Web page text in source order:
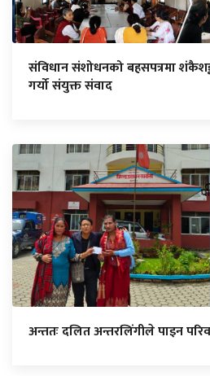
संविधान संशोधनको बहसपत्रमा
गर्यो संयुक्त संवाद
अन्ततः दलित अन्तरलिंगीले पाइन